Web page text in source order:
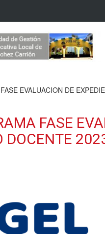
EVALUACION DE
FASE
DOCENTE